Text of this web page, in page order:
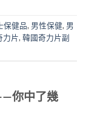
保健品, 男性保健, 男
力片, 韓國奇力片副
你中了幾